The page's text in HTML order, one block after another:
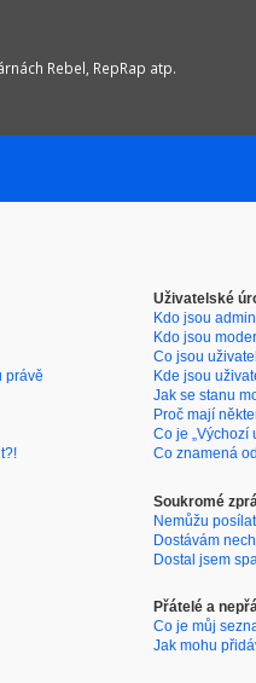
Rebel, RepRap atp.
právě
Uživatelské
Kdo jsou
Kdo jsou
Co jsou
Kde jsou
Jak se stanu
Proč mají
Co je „Výchozí
Co znamená
Soukromé
Nemůžu
Dostávám
Dostal jsem
Přátelé a
Co je můj
Jak mohu